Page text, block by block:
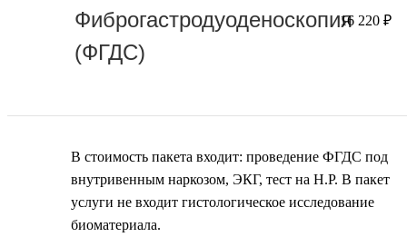
Фиброгастродуоденоскопия
(ФГДС)
16 220 ₽
В стоимость пакета входит: проведение ФГДС под
внутривенным наркозом, ЭКГ, тест на H.P. В пакет
услуги не входит гистологическое исследование
биоматериала.